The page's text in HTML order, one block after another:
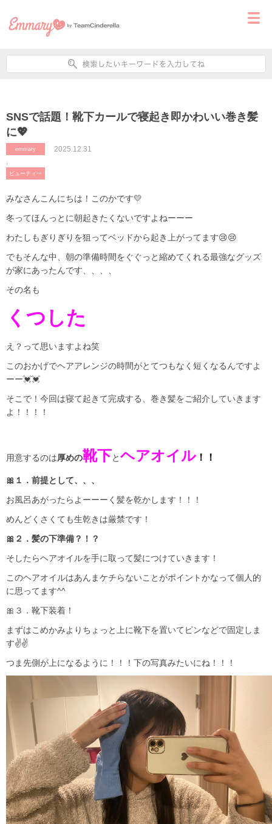
SNSで話題！靴下カールで寝起き即かわいい巻き髪
に💖
emmary
,
ビューティー
2025.12.31
みなさんこんにちは！このかです💛
冬ってほんっとに朝起きたくないですよねーーー
わたしもぎりぎりを狙ってベッドから起き上がってます😢😢
でもそんな中、朝の準備時間をぐぐっと縮めてくれる最強なグッズ
が家にあったんです、、、、
その名も
くつした
え？って思いますよね笑
このおかげでヘアアレンジの時間がとてつもなく短くなるんですよ
ーー💓💓
そこで！今回は寝て起きて完成する、巻き髪をご紹介していきます
よ！！！！
用意するのは厚めの靴下とヘアオイル ！！
🎀１．前提として、、、
お風呂あがったらよーーーく髪を乾かします！！！
めんどくさくても生乾きは厳禁です！
🎀２．髪の下準備？！？
そしたらヘアオイルを手に取って髪につけていきます！
このヘアオイルはあんまケチらないことがポイントかなって個人的
に思ってます^^
🎀３．靴下装着！
まずはこめかみよりちょっと上に靴下を置いてピンなどで固定しま
す✌✌
つま先側が上になるように！！！下の写真みたいにね！！！